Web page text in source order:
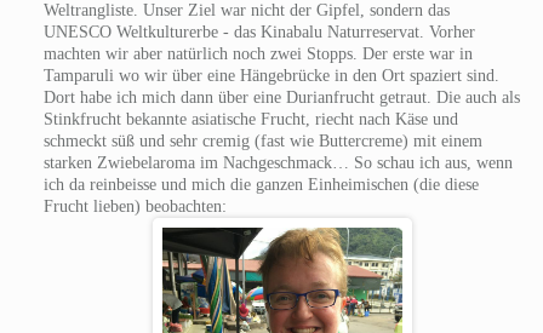
Weltrangliste. Unser Ziel war nicht der Gipfel, sondern das
UNESCO Weltkulturerbe - das Kinabalu Naturreservat. Vorher
machten wir aber natürlich noch zwei Stopps. Der erste war in
Tamparuli wo wir über eine Hängebrücke in den Ort spaziert sind.
Dort habe ich mich dann über eine Durianfrucht getraut. Die auch als
Stinkfrucht bekannte asiatische Frucht, riecht nach Käse und
schmeckt süß und sehr cremig (fast wie Buttercreme) mit einem
starken Zwiebelaroma im Nachgeschmack… So schau ich aus, wenn
ich da reinbeisse und mich die ganzen Einheimischen (die diese
Frucht lieben) beobachten: